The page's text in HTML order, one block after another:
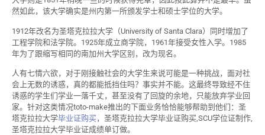
然如此，该大学确实是州内第一所颁发学士和硕士学位的大学。
1912年改名为圣塔克拉拉大学（University of Santa Clara）同时增加了
工程学院和法学院。1925年成立商学院，1961年接受女性入学。1985
年为了跟缩写相同的南加州大学区别，改为现名。
人有七情六欲，对于刚接触社会的大学生来说可能是一种挑战，面对社
会上无数的诱惑，真的都能抵挡住吗？事实并不能。这最终导致经不住
诱惑的学生们学业一落千丈，甚至没有了回旋的余地，只能放弃学业回
家。针对这类情况toto-make推出的下面业务恰恰能够帮助到他们：圣
塔克拉拉大学毕业证购买，圣塔克拉拉大学毕业证购买,SCU学位证制作,
圣塔克拉拉大学毕业证成绩单订做。